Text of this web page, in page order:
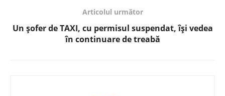
Articolul următor
Un șofer de TAXI, cu permisul suspendat, își vedea
în continuare de treabă